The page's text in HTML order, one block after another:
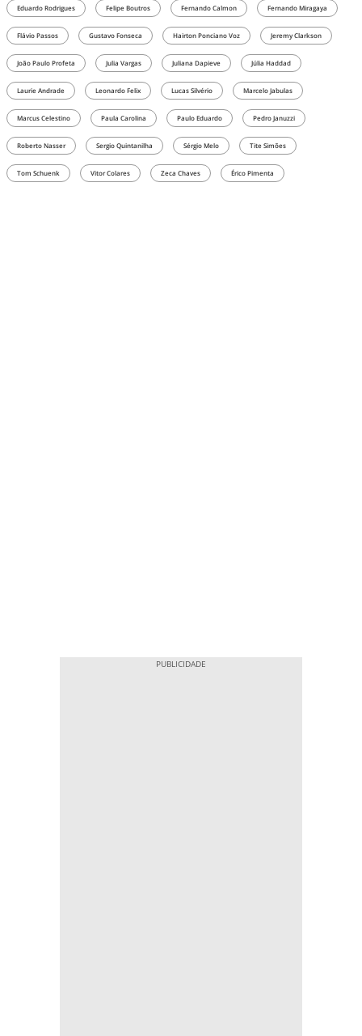
Eduardo Rodrigues Felipe Boutros Fernando Calmon Fernando Miragaya
Flávio Passos Gustavo Fonseca Hairton Ponciano Voz Jeremy Clarkson
João Paulo Profeta Julia Vargas Juliana Dapieve Júlia Haddad
Laurie Andrade Leonardo Felix Lucas Silvério Marcelo Jabulas
Marcus Celestino Paula Carolina Paulo Eduardo Pedro Januzzi
Roberto Nasser Sergio Quintanilha Sérgio Melo Tite Simões
Tom Schuenk Vitor Colares Zeca Chaves Érico Pimenta